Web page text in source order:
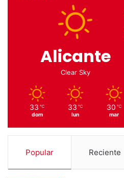
Alicante
Clear Sky
33 ℃
dom
33 ℃
lun
30 ℃
mar
Popular Reciente